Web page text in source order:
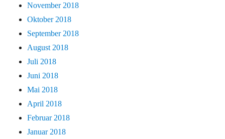
November 2018
Oktober 2018
September 2018
August 2018
Juli 2018
Juni 2018
Mai 2018
April 2018
Februar 2018
Januar 2018